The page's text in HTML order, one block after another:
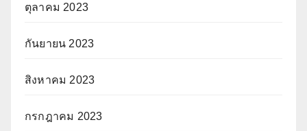
ตุลาคม 2023
กันยายน 2023
สิงหาคม 2023
กรกฎาคม 2023